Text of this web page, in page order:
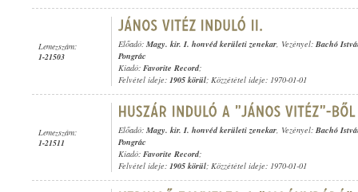
Lemezszám:
1-21503
Előadó: Magy. kir. I. honvéd kerületi zenekar, Vezényel: Bachó
Pongrác
Kiadó: Favorite Record;
Felvétel ideje: 1905 körül; Közzététel ideje: 1970-01-01
Lemezszám:
1-21511
Előadó: Magy. kir. I. honvéd kerületi zenekar, Vezényel: Bachó
Pongrác
Kiadó: Favorite Record;
Felvétel ideje: 1905 körül; Közzététel ideje: 1970-01-01